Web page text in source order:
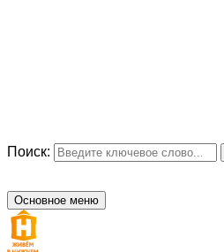
Поиск:
Основное меню